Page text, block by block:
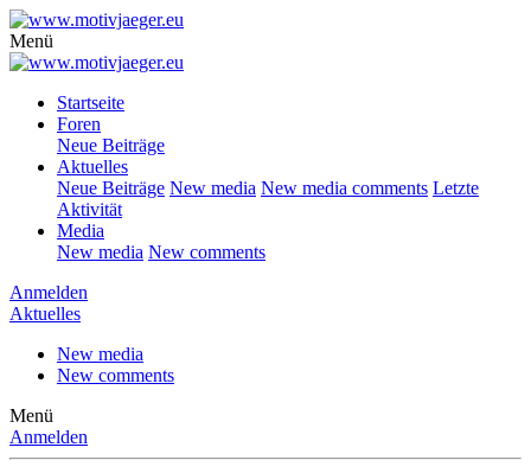
Menü
Startseite
Foren
Neue Beiträge
Aktuelles
Neue Beiträge New media New media comments Letzte
Aktivität
Media
New media New comments
Anmelden
Aktuelles
New media
New comments
Menü
Anmelden